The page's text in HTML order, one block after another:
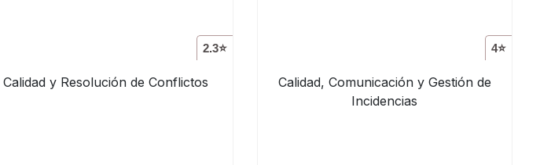
2.3⭐
Calidad y Resolución de Conflictos
4⭐
Calidad, Comunicación y Gestión de
Incidencias